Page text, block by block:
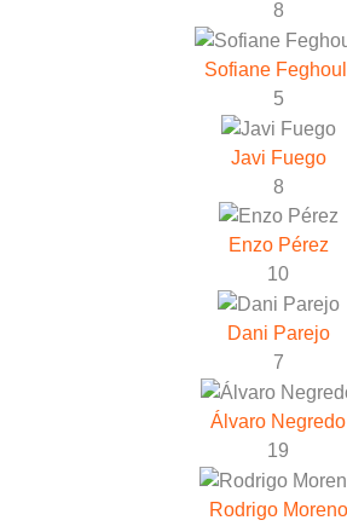
8
Sofiane
5
Javi Fuego
8
Enzo Pérez
10
Dani Parejo
7
Álvaro Negredo
19
Rodrigo Moreno